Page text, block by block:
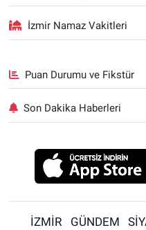
İzmir Namaz Vakitleri
Puan Durumu ve Fikstür
Son Dakika Haberleri
İZMİR GÜNDEM